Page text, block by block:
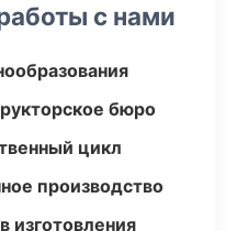
с нами
бюро
цикл
производство
изготовления